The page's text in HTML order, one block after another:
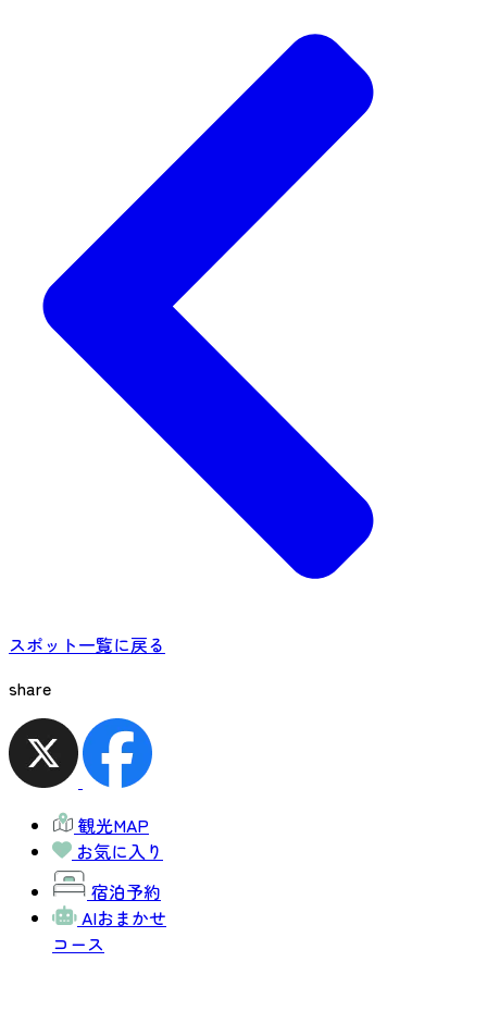
スポット一覧に戻る
share
観光MAP
お気に入り
宿泊予約
AIおまかせ
コース